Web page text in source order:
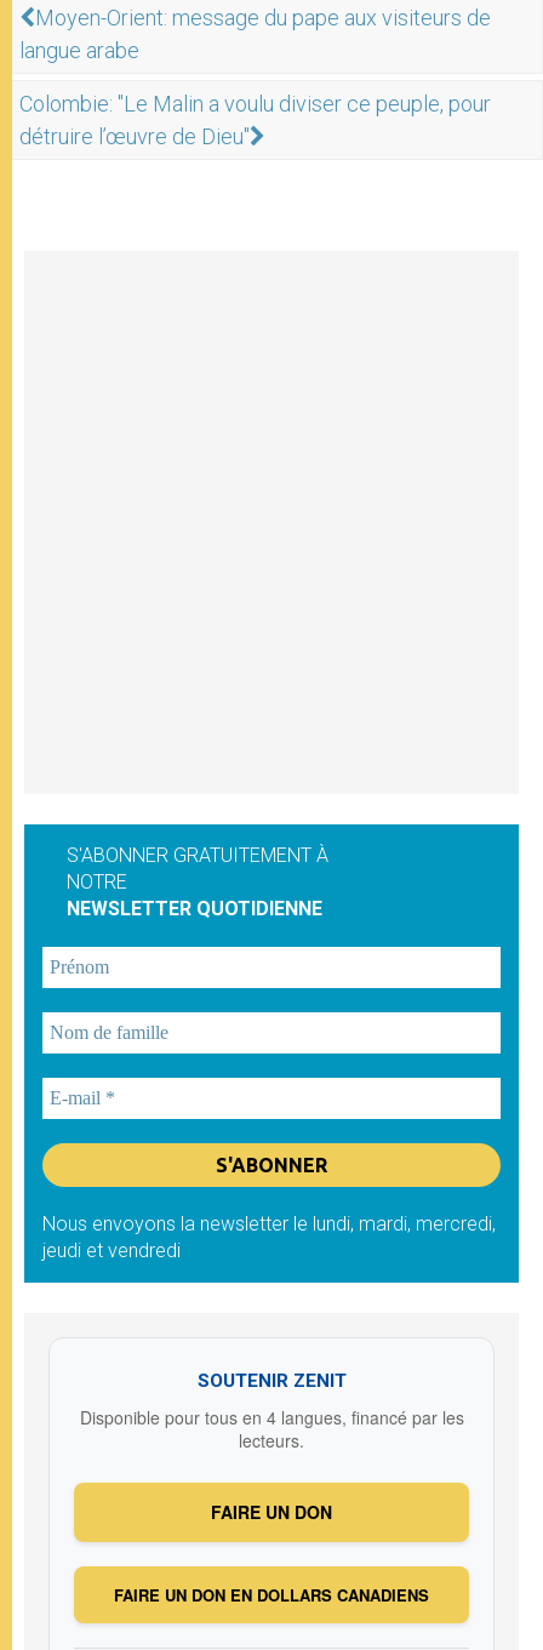
Moyen-Orient: message du pape aux visiteurs de
langue arabe
Colombie: "Le Malin a voulu diviser ce peuple, pour
détruire l’œuvre de Dieu"
S'ABONNER GRATUITEMENT À
NOTRE
NEWSLETTER QUOTIDIENNE
Nous envoyons la newsletter le lundi, mardi, mercredi,
jeudi et vendredi
SOUTENIR ZENIT
Disponible pour tous en 4 langues, financé par les
lecteurs.
FAIRE UN DON
FAIRE UN DON EN DOLLARS CANADIENS